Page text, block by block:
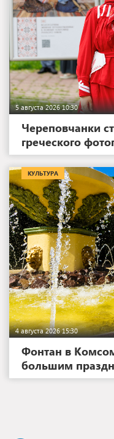
5 августа 2026 10:30
Череповчанки
греческого
КУЛЬТУРА
4 августа 2026 15:30
Фонтан в
большим